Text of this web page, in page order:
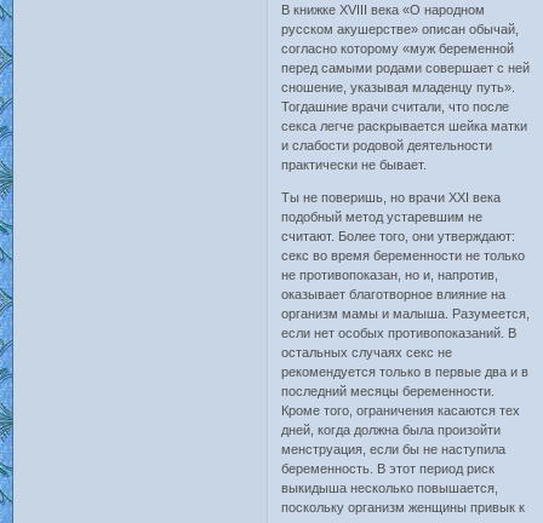
В книжке XVIII века «О народном
русском акушерстве» описан обычай,
согласно которому «муж беременной
перед самыми родами совершает с ней
сношение, указывая младенцу путь».
Тогдашние врачи считали, что после
секса легче раскрывается шейка матки
и слабости родовой деятельности
практически не бывает.
Ты не поверишь, но врачи XXI века
подобный метод устаревшим не
считают. Более того, они утверждают:
секс во время беременности не только
не противопоказан, но и, напротив,
оказывает благотворное влияние на
организм мамы и малыша. Разумеется,
если нет особых противопоказаний. В
остальных случаях секс не
рекомендуется только в первые два и в
последний месяцы беременности.
Кроме того, ограничения касаются тех
дней, когда должна была произойти
менструация, если бы не наступила
беременность. В этот период риск
выкидыша несколько повышается,
поскольку организм женщины привык к